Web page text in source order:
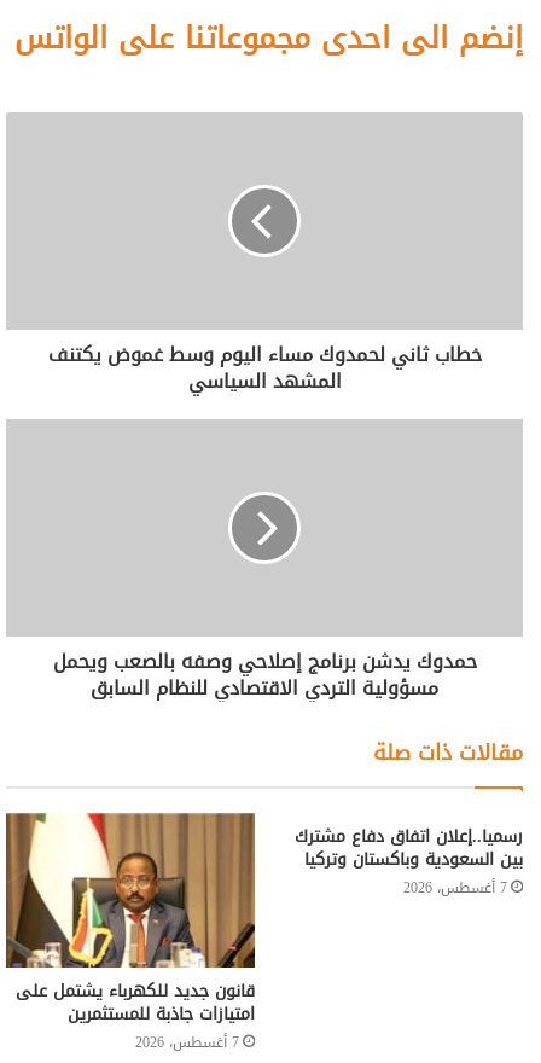
إنضم الى احدى مجموعاتنا على الواتس
خطاب ثاني لحمدوك مساء اليوم وسط غموض يكتنف
المشهد السياسي
حمدوك يدشن برنامج إصلاحي وصفه بالصعب ويحمل
مسؤولية التردي الاقتصادي للنظام السابق
مقالات ذات صلة
رسميا..إعلان اتفاق دفاع مشترك
بين السعودية وباكستان وتركيا
7 أغسطس، 2026
قانون جديد للكهرباء يشتمل على
امتيازات جاذبة للمستثمرين
7 أغسطس، 2026